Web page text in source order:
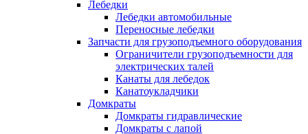
Лебедки
Лебедки автомобильные
Переносные лебедки
Запчасти для грузоподъемного оборудования
Ограничители грузоподъемности для
электрических талей
Канаты для лебедок
Канатоукладчики
Домкраты
Домкраты гидравлические
Домкраты с лапой